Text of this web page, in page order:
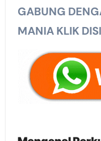
GABUNG
MANIA KLIK